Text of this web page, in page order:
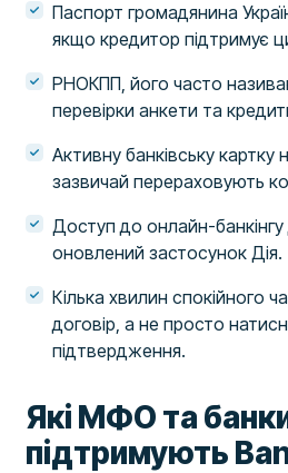
Паспорт громадянина
якщо кредитор підтримує
РНОКПП, його часто
перевірки анкети та
Активну банківську картку
зазвичай перераховують
Доступ до онлайн-
оновлений застосунок Дія.
Кілька хвилин спокійного
договір, а не просто
підтвердження.
Які МФО та
підтримують